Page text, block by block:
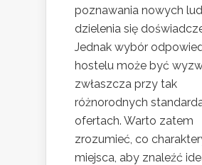
poznawania nowych
dzielenia się
Jednak wybór
hostelu może być
zwłaszcza przy tak
różnorodnych
ofertach. Warto zatem
zrozumieć, co
miejsca, aby znaleźć